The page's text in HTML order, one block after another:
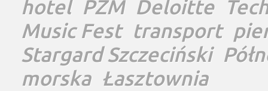
hotel PŻM Deloitte
Music Fest transport
Stargard Szczeciński
morska Łasztownia